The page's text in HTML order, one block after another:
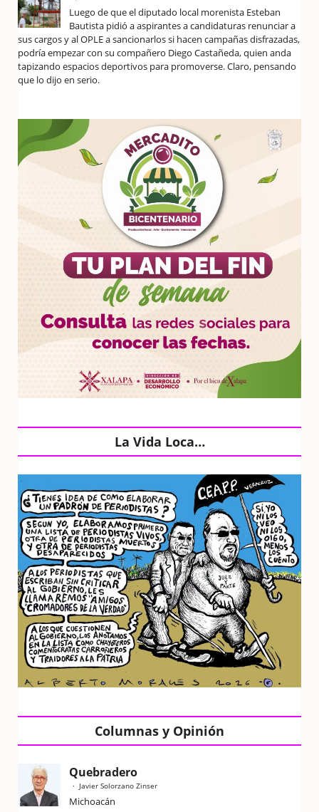
Luego de que el diputado local morenista Esteban
Bautista pidió a aspirantes a candidaturas renunciar a
sus cargos y al OPLE a sancionarlos si hacen campañas disfrazadas,
podría empezar con su compañero Diego Castañeda, quien anda
tapizando espacios deportivos para promoverse. Claro, pensando
que lo dijo en serio.
La Vida Loca…
Columnas y Opinión
Quebradero
Javier Solorzano Zinser
Michoacán